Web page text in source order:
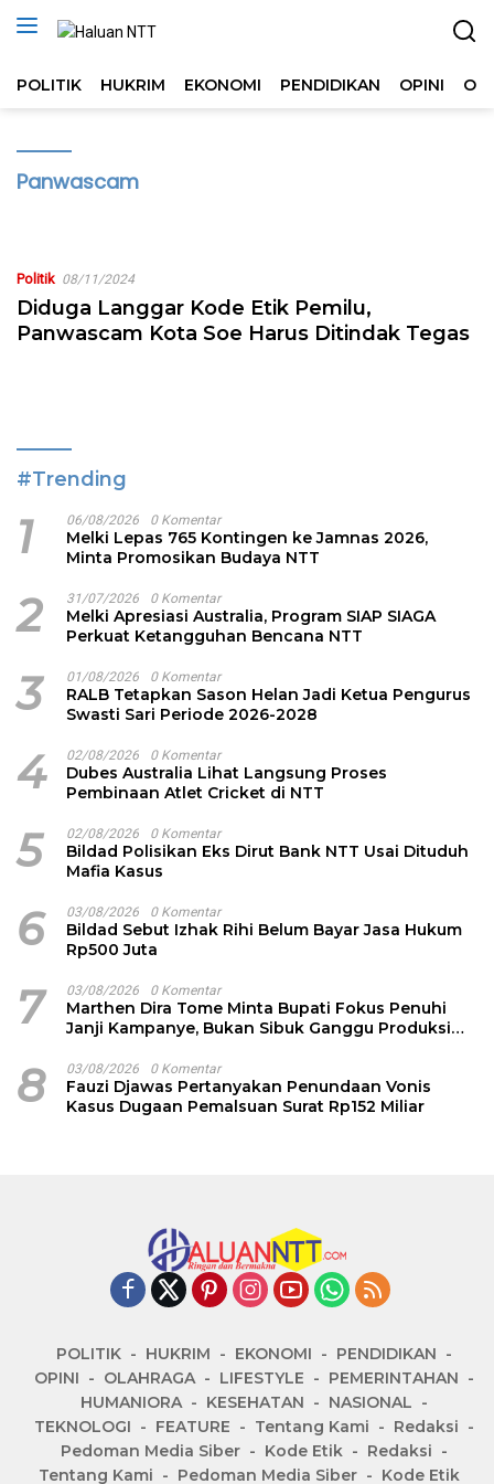
POLITIK HUKRIM EKONOMI PENDIDIKAN OPINI
Panwascam
Politik 08/11/2024
Diduga Langgar Kode Etik Pemilu,
Panwascam Kota Soe Harus Ditindak Tegas
#Trending
1 06/08/2026 0 Komentar
Melki Lepas 765 Kontingen ke Jamnas 2026,
Minta Promosikan Budaya NTT
2 31/07/2026 0 Komentar
Melki Apresiasi Australia, Program SIAP SIAGA
Perkuat Ketangguhan Bencana NTT
3 01/08/2026 0 Komentar
RALB Tetapkan Sason Helan Jadi Ketua Pengurus
Swasti Sari Periode 2026-2028
4 02/08/2026 0 Komentar
Dubes Australia Lihat Langsung Proses
Pembinaan Atlet Cricket di NTT
5 02/08/2026 0 Komentar
Bildad Polisikan Eks Dirut Bank NTT Usai Dituduh
Mafia Kasus
6 03/08/2026 0 Komentar
Bildad Sebut Izhak Rihi Belum Bayar Jasa Hukum
Rp500 Juta
7 03/08/2026 0 Komentar
Marthen Dira Tome Minta Bupati Fokus Penuhi
Janji Kampanye, Bukan Sibuk Ganggu Produksi
8 03/08/2026 0 Komentar
Fauzi Djawas Pertanyakan Penundaan Vonis
Kasus Dugaan Pemalsuan Surat Rp152 Miliar
POLITIK HUKRIM EKONOMI
PENDIDIKAN
OPINI
OLAHRAGA LIFESTYLE
PEMERINTAHAN
HUMANIORA
KESEHATAN
NASIONAL
TEKNOLOGI
FEATURE Tentang Kami
Redaksi
Pedoman Media Siber
Kode Etik
Redaksi
Tentang Kami
Pedoman Media Siber Kode Etik